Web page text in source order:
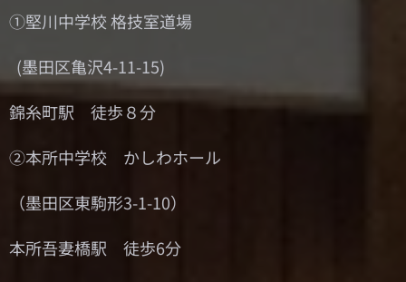
①堅川中学校 格技室道場
(墨田区亀沢4-11-15)
錦糸町駅 徒歩８分
②本所中学校 かしわホール
（墨田区東駒形3-1-10）
本所吾妻橋駅 徒歩6分